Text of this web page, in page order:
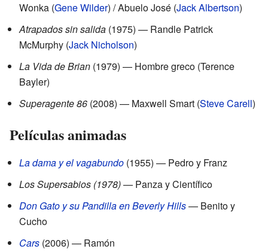
Wonka (Gene Wilder) / Abuelo José (Jack Albertson)
Atrapados sin salida (1975) — Randle Patrick
McMurphy (Jack Nicholson)
La Vida de Brian (1979) — Hombre greco (Terence
Bayler)
Superagente 86 (2008) — Maxwell Smart (Steve Carell)
Películas animadas
La dama y el vagabundo (1955) — Pedro y Franz
Los Supersabios (1978)— Panza y Científico
Don Gato y su Pandilla en Beverly Hills— Benito y
Cucho
Cars (2006) — Ramón